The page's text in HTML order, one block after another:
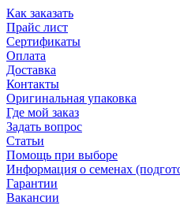
Как заказать
Прайс лист
Сертификаты
Оплата
Доставка
Контакты
Оригинальная упаковка
Где мой заказ
Задать вопрос
Статьи
Помощь при выборе
Информация о семенах
Гарантии
Вакансии